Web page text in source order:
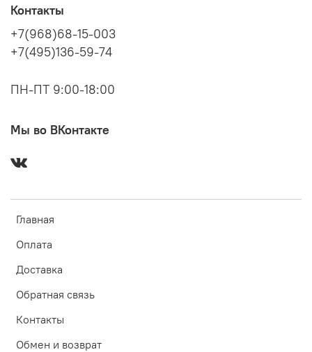
Главная
Оплата
Доставка
Обратная связь
Контакты
Обмен и возврат
Контакты
+7(968)68-15-003
+7(495)136-59-74
ПН-ПТ 9:00-18:00
Мы во ВКонтакте